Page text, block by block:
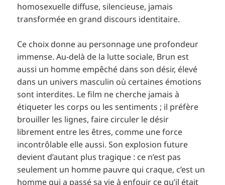
homosexuelle diffuse, silencieuse, jamais
transformée en grand discours identitaire.
Ce choix donne au personnage une profondeur
immense. Au-delà de la lutte sociale, Brun est
aussi un homme empêché dans son désir, élevé
dans un univers masculin où certaines émotions
sont interdites. Le film ne cherche jamais à
étiqueter les corps ou les sentiments ; il préfère
brouiller les lignes, faire circuler le désir
librement entre les êtres, comme une force
incontrôlable elle aussi. Son explosion future
devient d’autant plus tragique : ce n’est pas
seulement un homme pauvre qui craque, c’est un
homme qui a passé sa vie à enfouir ce qu’il était